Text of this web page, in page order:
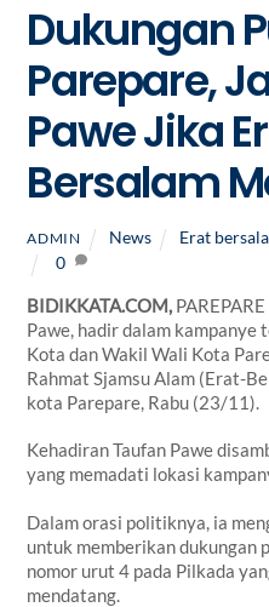
Dukungan
Parepare,
Pawe Jika
Bersalam
ADMIN News Erat
0
BIDIKKATA.COM,
Pawe, hadir dalam kampanye
Kota dan Wakil Wali Kota
Rahmat Sjamsu Alam (Erat-
kota Parepare, Rabu (23/11).
Kehadiran Taufan Pawe
yang memadati lokasi
Dalam orasi politiknya, ia
untuk memberikan dukungan
nomor urut 4 pada Pilkada
mendatang.